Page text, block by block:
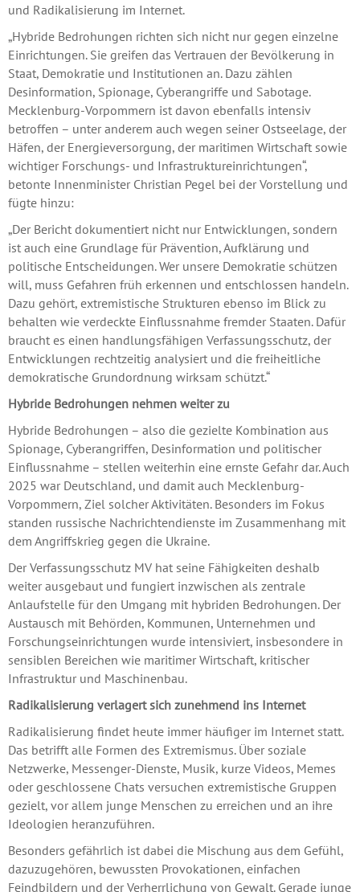
und Radikalisierung im Internet.
„Hybride Bedrohungen richten sich nicht nur gegen einzelne
Einrichtungen. Sie greifen das Vertrauen der Bevölkerung in
Staat, Demokratie und Institutionen an. Dazu zählen
Desinformation, Spionage, Cyberangriffe und Sabotage.
Mecklenburg-Vorpommern ist davon ebenfalls intensiv
betroffen – unter anderem auch wegen seiner Ostseelage, der
Häfen, der Energieversorgung, der maritimen Wirtschaft sowie
wichtiger Forschungs- und Infrastruktureinrichtungen“,
betonte Innenminister Christian Pegel bei der Vorstellung und
fügte hinzu:
„Der Bericht dokumentiert nicht nur Entwicklungen, sondern
ist auch eine Grundlage für Prävention, Aufklärung und
politische Entscheidungen. Wer unsere Demokratie schützen
will, muss Gefahren früh erkennen und entschlossen handeln.
Dazu gehört, extremistische Strukturen ebenso im Blick zu
behalten wie verdeckte Einflussnahme fremder Staaten. Dafür
braucht es einen handlungsfähigen Verfassungsschutz, der
Entwicklungen rechtzeitig analysiert und die freiheitliche
demokratische Grundordnung wirksam schützt.“
Hybride Bedrohungen nehmen weiter zu
Hybride Bedrohungen – also die gezielte Kombination aus
Spionage, Cyberangriffen, Desinformation und politischer
Einflussnahme – stellen weiterhin eine ernste Gefahr dar. Auch
2025 war Deutschland, und damit auch Mecklenburg-
Vorpommern, Ziel solcher Aktivitäten. Besonders im Fokus
standen russische Nachrichtendienste im Zusammenhang mit
dem Angriffskrieg gegen die Ukraine.
Der Verfassungsschutz MV hat seine Fähigkeiten deshalb
weiter ausgebaut und fungiert inzwischen als zentrale
Anlaufstelle für den Umgang mit hybriden Bedrohungen. Der
Austausch mit Behörden, Kommunen, Unternehmen und
Forschungseinrichtungen wurde intensiviert, insbesondere in
sensiblen Bereichen wie maritimer Wirtschaft, kritischer
Infrastruktur und Maschinenbau.
Radikalisierung verlagert sich zunehmend ins Internet
Radikalisierung findet heute immer häufiger im Internet statt.
Das betrifft alle Formen des Extremismus. Über soziale
Netzwerke, Messenger-Dienste, Musik, kurze Videos, Memes
oder geschlossene Chats versuchen extremistische Gruppen
gezielt, vor allem junge Menschen zu erreichen und an ihre
Ideologien heranzuführen.
Besonders gefährlich ist dabei die Mischung aus dem Gefühl,
dazuzugehören, bewussten Provokationen, einfachen
Feindbildern und der Verherrlichung von Gewalt. Gerade junge